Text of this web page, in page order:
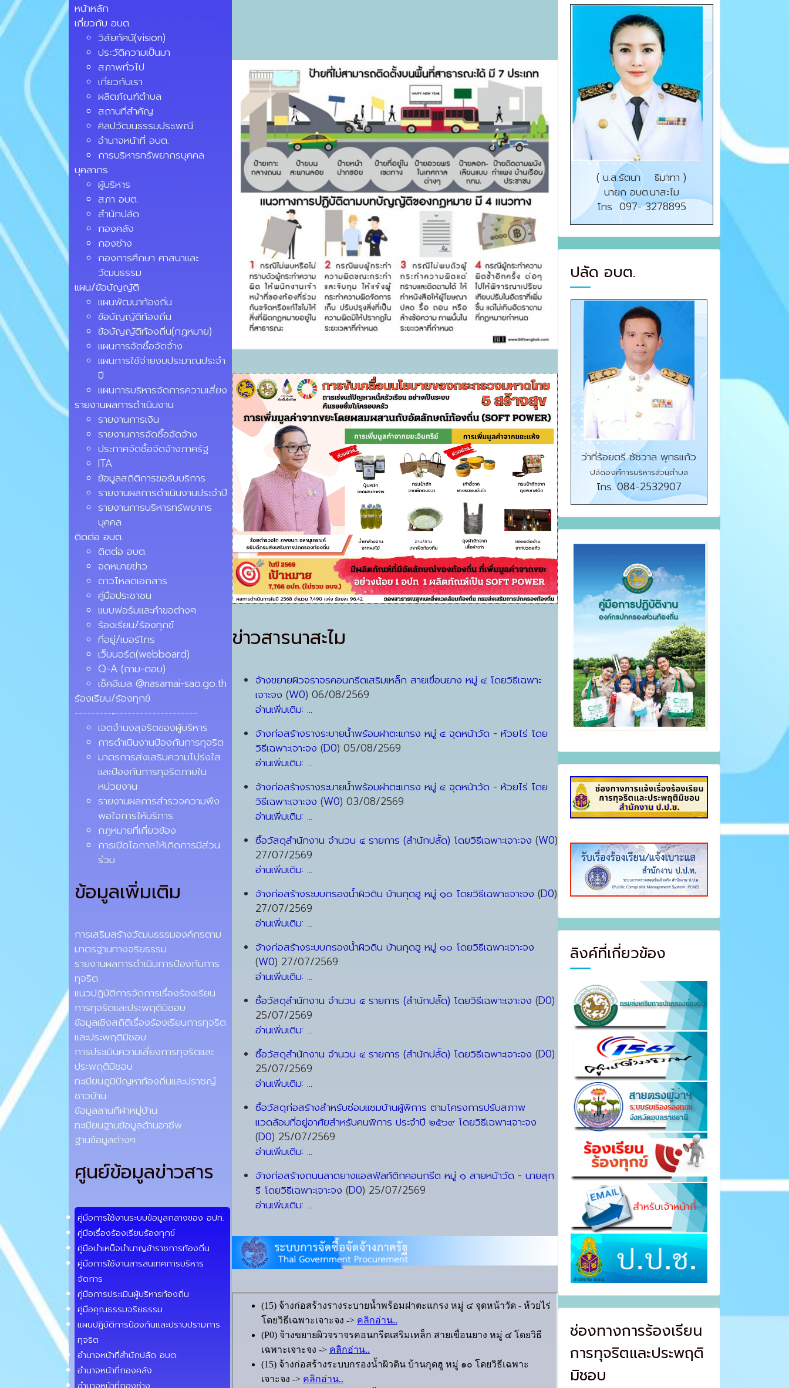
หน้าหลัก
เกี่ยวกับ อบต.
วิสัยทัศน์(vision)
ประวัติความเป็นมา
สภาพทั่วไป
เกี่ยวกับเรา
ผลิตภัณฑ์ตำบล
สถานที่สำคัญ
ศิลปวัฒนธรรมประเพณี
อำนาจหน้าที่ อบต.
การบริหารทรัพยากรบุคคล
บุคลากร
ผู้บริหาร
สภา อบต.
สำนักปลัด
กองคลัง
กองช่าง
กองการศึกษา ศาสนาและ
วัฒนธรรม
แผน/ข้อบัญญัติ
แผนพัฒนาท้องถิ่น
ข้อบัญญัติท้องถิ่น
ข้อบัญญัติท้องถิ่น(กฏหมาย)
แผนการจัดซื้อจัดจ้่าง
แผนการใช้จ่ายงบประมาณประจำ
ปี
แผนการบริหารจัดการความเสี่ยง
รายงานผลการดำเนินงาน
รายงานการเงิน
รายงานการจัดซื้อจัดจ้าง
ประกาศจัดซื้อจัดจ้างภาครัฐ
ITA
ข้อมูลสถิติการขอรับบริการ
รายงานผลการดำเนินงานประจำปี
รายงานการบริหารทรัพยากร
บุคคล
ติดต่อ อบต.
ติดต่อ อบต.
จดหมายข่าว
ดาวโหลดเอกสาร
คู่มือประชาชน
แบบฟอร์มและคำขอต่างๆ
ร้องเรียน/ร้องทุกข์
ที่อยู่/เบอร์โทร
เว็บบอร์ด(webboard)
Q-A (ถาม-ตอบ)
เช็คอีเมล @nasamai-sao.go.th
ร้องเรียน/ร้องทุกข์
---------‐--------------------
เจตจำนงสุจริตของผู้บริหาร
การดำเนินงานป้องกันการทุจริต
มาตรการส่งเสริมความโปร่งใส
และป้องกันการทุจริตภายใน
หน่วยงาน
รายงานผลการสำรวจความพึง
พอใจการให้บริการ
กฎหมายที่เกี่ยวข้อง
การเปิดโอกาสให้เกิดการมีส่วน
ร่วม
ข้อมูลเพิ่มเติม
การเสริมสร้างวัฒนธรรมองค์กรตาม
มาตรฐานทางจริยธรรม
รายงานผลการดำเนินการป้องกันการ
ทุจริต
แนวปฏิบัติการจัดการเรื่องร้องเรียน
การทุจริตและประพฤติมิชอบ
ข้อมูลเชิงสถิติเรื่องร้องเรียนการทุจริต
และประพฤติมิชอบ
การประเมินความเสี่ยงการทุจริตและ
ประพฤติมิชอบ
ทะเบียนภูมิปัญหาท้องถิ่นและปราชญ์
ชาวบ้าน
ข้อมูลลานกีฬาหมู่บ้าน
ทะเบียนฐานข้อมูลด้านอาชีพ
ฐานข้อมูลต่างๆ
ศูนย์ข้อมูลข่าวสาร
คู่มือการใช้งานระบบข้อมูลกลางของ อปท.
คู่มือเรื่องร้องเรียนร้องทุกข์
คู่มือบำเหน็จบำนาญข้าราชการท้องถิ่น
คู่มือการใช้งานสารสนเทศการบริหาร
จัดการ
คู่มือการประเมินผู้บริหารท้องถิ่น
คู่มือคุณธรรมจริยธรรม
แผนปฏิบัติการป้องกันและปราบปรามการ
ทุจริต
อำนาจหน้าที่สำนักปลัด อบต.
อำนาจหน้าที่กองคลัง
ข่าวสารนาสะไม
จ้างขยายผิวจราจรคอนกรีตเสริมเหล็ก สายเขื่อนยาง หมู่ ๔ โดยวิธีเฉพาะ
เจาะจง (W0) 06/08/2569
อ่านเพิ่มเติม: ...
จ้างก่อสร้างรางระบายน้ำพร้อมฝาตะแกรง หมู่ ๔ จุดหน้าวัด - ห้วยไร่ โดย
วิธีเฉพาะเจาะจง (D0) 05/08/2569
อ่านเพิ่มเติม: ...
จ้างก่อสร้างรางระบายน้ำพร้อมฝาตะแกรง หมู่ ๔ จุดหน้าวัด - ห้วยไร่ โดย
วิธีเฉพาะเจาะจง (W0) 03/08/2569
อ่านเพิ่มเติม: ...
ซื้อวัสดุสำนักงาน จำนวน ๔ รายการ (สำนักปลััด) โดยวิธีเฉพาะเจาะจง (W0)
27/07/2569
อ่านเพิ่มเติม: ...
จ้างก่อสร้างระบบกรองน้ำผิวดิน บ้านกุดฮู หมู่ ๑๐ โดยวิธีเฉพาะเจาะจง (D0)
27/07/2569
อ่านเพิ่มเติม: ...
จ้างก่อสร้างระบบกรองน้ำผิวดิน บ้านกุดฮู หมู่ ๑๐ โดยวิธีเฉพาะเจาะจง
(W0) 27/07/2569
อ่านเพิ่มเติม: ...
ซื้อวัสดุสำนักงาน จำนวน ๔ รายการ (สำนักปลััด) โดยวิธีเฉพาะเจาะจง (D0)
25/07/2569
อ่านเพิ่มเติม: ...
ซื้อวัสดุสำนักงาน จำนวน ๔ รายการ (สำนักปลััด) โดยวิธีเฉพาะเจาะจง (D0)
25/07/2569
อ่านเพิ่มเติม: ...
ซื้อวัสดุก่อสร้างสำหรับซ่อมแซมบ้านผู้พิการ ตามโครงการปรับสภาพ
แวดล้อมที่อยู่อาศัยสำหรับคนพิการ ประจำปี ๒๕๖๙ โดยวิธีเฉพาะเจาะจง
(D0) 25/07/2569
อ่านเพิ่มเติม: ...
จ้างก่อสร้างถนนลาดยางแอสฟัลท์ติกคอนกรีต หมู่ ๑ สายหน้าวัด - นายสุก
รี โดยวิธีเฉพาะเจาะจง (D0) 25/07/2569
อ่านเพิ่มเติม: ...
( น.ส.รัตนา ธิมาทา )
นายก อบต.นาสะไม
โทร 097- 3278895
ปลัด อบต.
ว่าที่ร้อยตรี ชัชวาล พุทธแก้ว
ปลัดองค์การบริหารส่วนตำบล
โทร. 084-2532907
ลิงค์ที่เกี่ยวข้อง
ช่องทางการร้องเรียน
การทุจริตและประพฤติ
มิชอบ